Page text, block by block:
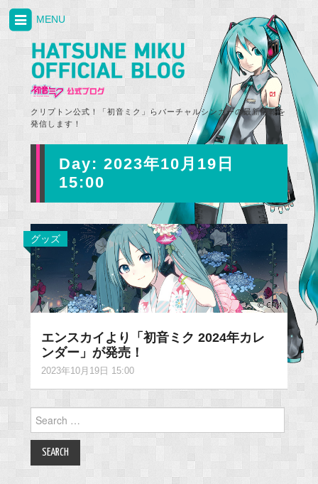
クリプトン公式！「初音ミク」らバーチャルシンガーの最新情報を
発信します！
MENU
Day: 2023年10月19日
15:00
グッズ
エンスカイより「初音ミク 2024年カレ
ンダー」が発売！
2023年10月19日 15:00
for: